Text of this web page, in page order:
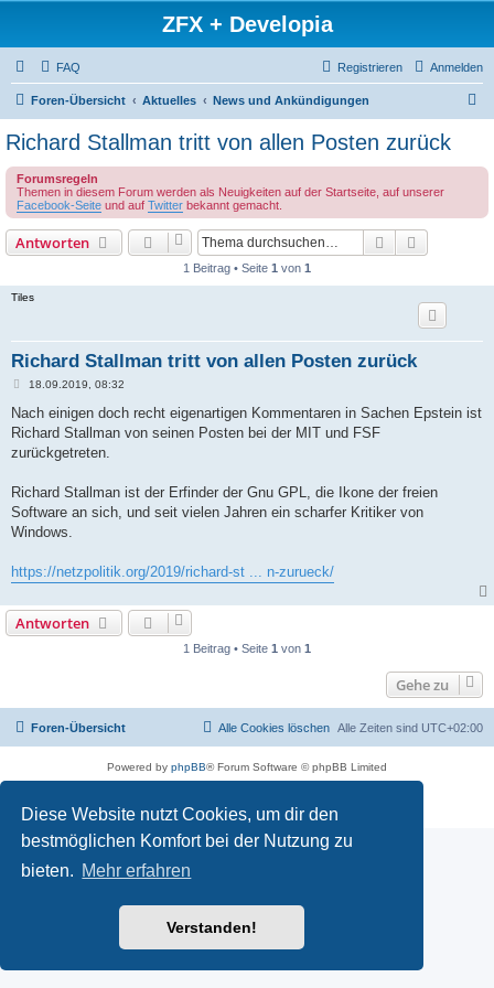
Diese Website nutzt Cookies, um dir den
bestmöglichen Komfort bei der Nutzung zu
bieten. Mehr erfahren
Verstanden!
ZFX + Developia
FAQ Anmelden
Registrieren
Foren-Übersicht Aktuelles News und Ankündigungen
Richard Stallman tritt von allen Posten zurück
Forumsregeln
Themen in diesem Forum werden als Neuigkeiten auf der Startseite, auf unserer
Facebook-Seite und auf Twitter bekannt gemacht.
Antworten Suche
1 Beitrag • Seite 1 von 1
Tiles
Richard Stallman tritt von allen Posten zurück
B
i
r
a
18.09.2019, 08:32
Nach einigen doch recht eigenartigen Kommentaren in Sachen Epstein ist
Richard Stallman von seinen Posten bei der MIT und FSF
zurückgetreten.
Richard Stallman ist der Erfinder der Gnu GPL, die Ikone der freien
Software an sich, und seit vielen Jahren ein scharfer Kritiker von
Windows.
https://netzpolitik.org/2019/richard-st ... n-zurueck/
Antworten
1 Beitrag • Seite 1 von 1
Gehe zu
Foren-Übersicht Alle Zeiten sind UTC+02:00
Alle Cookies löschen
Powered by phpBB® Forum Software © phpBB Limited
Datenschutz |Nutzungsbedingungen